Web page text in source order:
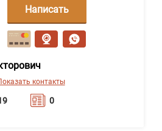
контакты
0
Написать
сообщение